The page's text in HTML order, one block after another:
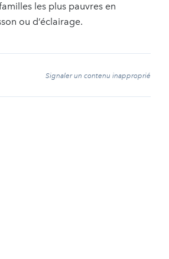
les plus pauvres en
ou d’éclairage.
Signaler un contenu inapproprié